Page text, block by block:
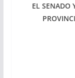
EL SENADO